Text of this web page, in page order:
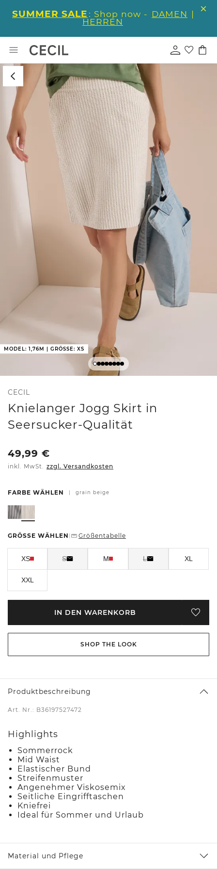
SUMMER SALE : Shop now - DAMEN |
HERREN
MODEL: 1,76M | GRÖSSE: XS
CECIL
Knielanger Jogg Skirt in
Seersucker-Qualität
49,99 €
inkl. MwSt. zzgl. Versandkosten
FARBE WÄHLEN grain beige
GRÖSSE WÄHLEN Größentabelle
XS S M L XL
XXL
IN DEN WARENKORB
SHOP THE LOOK
Produktbeschreibung
Art. Nr.: B36197527472
Highlights
Sommerrock
Mid Waist
Elastischer Bund
Streifenmuster
Angenehmer Viskosemix
Seitliche Eingrifftaschen
Kniefrei
Ideal für Sommer und Urlaub
Material und Pflege